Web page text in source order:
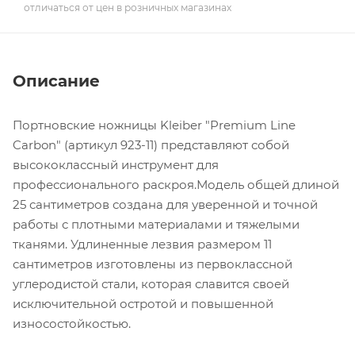
отличаться от цен в розничных магазинах
Описание
Портновские ножницы Kleiber "Premium Line
Carbon" (артикул 923-11) представляют собой
высококлассный инструмент для
профессионального раскроя.Модель общей длиной
25 сантиметров создана для уверенной и точной
работы с плотными материалами и тяжелыми
тканями. Удлиненные лезвия размером 11
сантиметров изготовлены из первоклассной
углеродистой стали, которая славится своей
исключительной остротой и повышенной
износостойкостью.